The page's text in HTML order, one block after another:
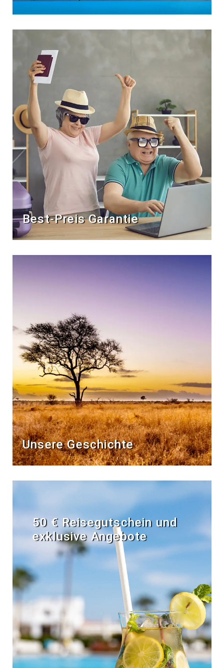
Best-Preis Garantie
Unsere Geschichte
50 € Reisegutschein und
exklusive Angebote